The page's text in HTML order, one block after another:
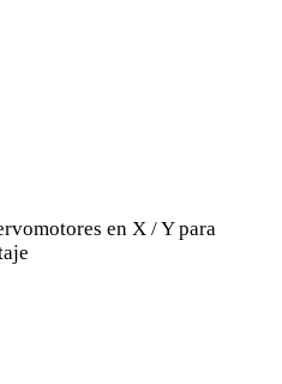
en X / Y para